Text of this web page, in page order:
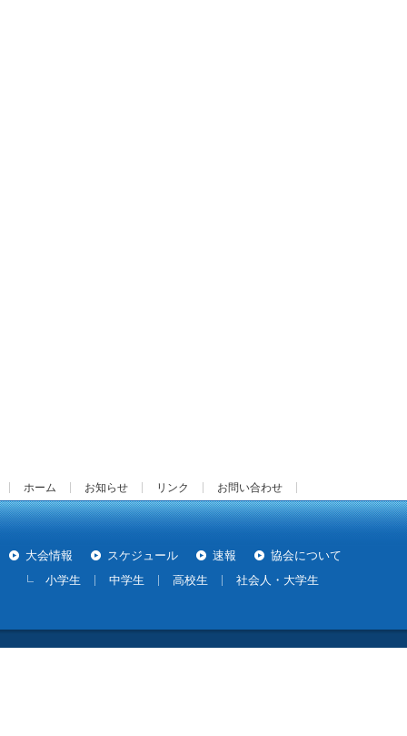
ホーム お知らせ リンク お問い合わせ
大会情報 スケジュール 速報
協会について
小学生
中学生 高校生 社会人・大学生